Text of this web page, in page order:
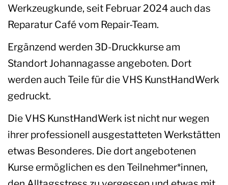
Werkzeugkunde, seit Februar 2024 auch das
Reparatur Café vom Repair-Team.
Ergänzend werden 3D-Druckkurse am
Standort Johannagasse angeboten. Dort
werden auch Teile für die VHS KunstHandWerk
gedruckt.
Die VHS KunstHandWerk ist nicht nur wegen
ihrer professionell ausgestatteten Werkstätten
etwas Besonderes. Die dort angebotenen
Kurse ermöglichen es den Teilnehmer*innen,